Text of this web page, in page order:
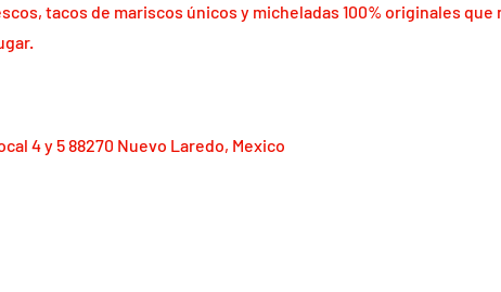
tacos de mariscos únicos y micheladas 100% originales que
4 y 5 88270 Nuevo Laredo, Mexico